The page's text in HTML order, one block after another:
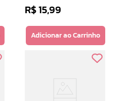
R$15,99
Adicionar ao Carrinho